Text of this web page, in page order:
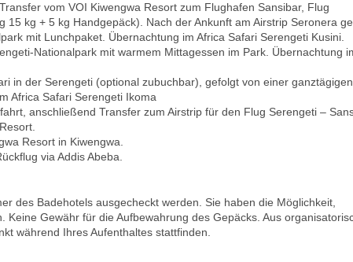
vom VOI Kiwengwa Resort zum Flughafen Sansibar, Flug
15 kg + 5 kg Handgepäck). Nach der Ankunft am Airstrip Seronera
mit Lunchpaket. Übernachtung im Africa Safari Serengeti Kusini.
Nationalpark mit warmem Mittagessen im Park. Übernachtung
in der Serengeti (optional zubuchbar), gefolgt von einer ganztägigen
Africa Safari Serengeti Ikoma
anschließend Transfer zum Airstrip für den Flug Serengeti –
Resort in Kiwengwa.
via Addis Abeba.
des Badehotels ausgecheckt werden. Sie haben die Möglichkeit,
Gewähr für die Aufbewahrung des Gepäcks. Aus
während Ihres Aufenthaltes stattfinden.